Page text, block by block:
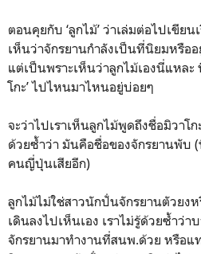
ตอนคุยกับ ‘ลูกไม้’ ว่าเล่มต่อไปเขียน
เห็นว่าจักรยานกำลังเป็นที่นิยมหรืออ
แต่เป็นพราะเห็นว่าลูกไม้เองนี่แหละ
โกะ’ ไปไหนมาไหนอยู่บ่อยๆ
จะว่าไปเราเห็นลูกไม้พูดถึงชื่อมิวา
ด้วยซ้ำว่า มันคือชื่อของจักรยานพับ
คนญี่ปุ่นเสียอีก)
ลูกไม้ไม่ใช่สาวนักปั่นจักรยานตัวยง
เดินลงไปเห็นเอง เราไม่รู้ด้วยซ้ำว่
จักรยานมาทำงานที่สนพ.ด้วย หรือแ